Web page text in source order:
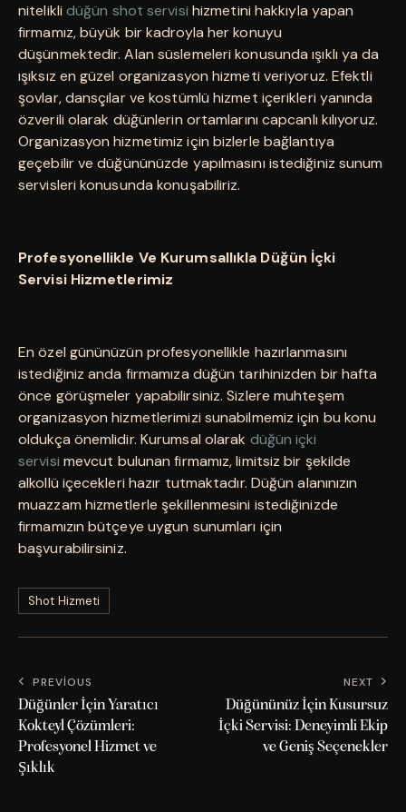
nitelikli düğün shot servisi hizmetini hakkıyla yapan
firmamız, büyük bir kadroyla her konuyu
düşünmektedir. Alan süslemeleri konusunda ışıklı ya da
ışıksız en güzel organizasyon hizmeti veriyoruz. Efektli
şovlar, dansçılar ve kostümlü hizmet içerikleri yanında
özverili olarak düğünlerin ortamlarını capcanlı kılıyoruz.
Organizasyon hizmetimiz için bizlerle bağlantıya
geçebilir ve düğününüzde yapılmasını istediğiniz sunum
servisleri konusunda konuşabiliriz.
Profesyonellikle Ve Kurumsallıkla Düğün İçki
Servisi Hizmetlerimiz
En özel gününüzün profesyonellikle hazırlanmasını
istediğiniz anda firmamıza düğün tarihinizden bir hafta
önce görüşmeler yapabilirsiniz. Sizlere muhteşem
organizasyon hizmetlerimizi sunabilmemiz için bu konu
oldukça önemlidir. Kurumsal olarak düğün içki
servisi mevcut bulunan firmamız, limitsiz bir şekilde
alkollü içecekleri hazır tutmaktadır. Düğün alanınızın
muazzam hizmetlerle şekillenmesini istediğinizde
firmamızın bütçeye uygun sunumları için
başvurabilirsiniz.
Shot Hizmeti
PREVIOUS
Düğünler İçin Yaratıcı
Kokteyl Çözümleri:
Profesyonel Hizmet ve
Şıklık
NEXT
Düğününüz İçin Kusursuz
İçki Servisi: Deneyimli Ekip
ve Geniş Seçenekler